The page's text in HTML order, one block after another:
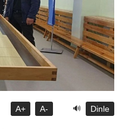
A+ A- 🔊 Dinle